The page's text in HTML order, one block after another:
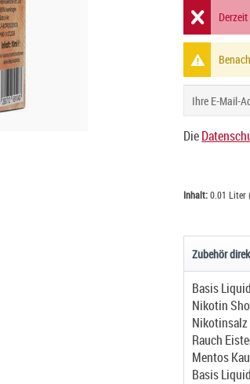
Die
Inhalt:0.01 Liter
Zubehör
Basis
Nikotin
Rauch
Mentos
Basis